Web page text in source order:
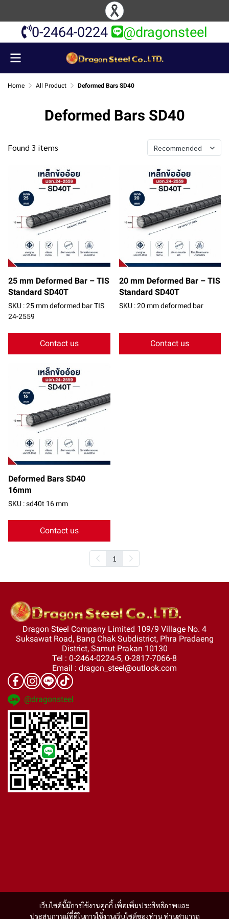
0-2464-0224 @dragonsteel
Home All Product Deformed Bars SD40
Deformed Bars SD40
Found 3 items Recommended
25 mm Deformed Bar – TIS
Standard SD40T
SKU : 25 mm deformed bar TIS
24-2559
Contact us
20 mm Deformed Bar – TIS
Standard SD40T
SKU : 20 mm deformed bar
Contact us
Deformed Bars SD40
16mm
SKU : sd40t 16 mm
Contact us
1
เว็บไซต์นี้มีการใช้งานคุกกี้ เพื่อเพิ่มประสิทธิภาพและ
ประสบการณ์ที่ดีในการใช้งานเว็บไซต์ของท่าน ท่านสามารถ
Dragon Steel Company Limited 109/9 Village No. 4
Suksawat Road, Bang Chak Subdistrict, Phra Pradaeng
District, Samut Prakan 10130
Tel : 0-2464-0224-5, 0-2817-7066-8
Email : dragon_steel@outlook.com
@dragonsteel